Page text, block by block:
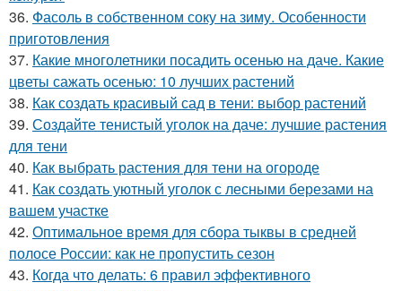
36. Фасоль в собственном соку на зиму. Особенности
приготовления
37. Какие многолетники посадить осенью на даче. Какие
цветы сажать осенью: 10 лучших растений
38. Как создать красивый сад в тени: выбор растений
39. Создайте тенистый уголок на даче: лучшие растения
для тени
40. Как выбрать растения для тени на огороде
41. Как создать уютный уголок с лесными березами на
вашем участке
42. Оптимальное время для сбора тыквы в средней
полосе России: как не пропустить сезон
43. Когда что делать: 6 правил эффективного